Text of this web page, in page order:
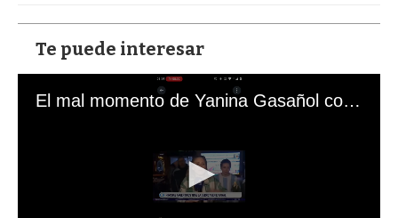
Te puede interesar
El mal momento de Yanina Gasañol con un hincha argentino en "Subrayado"